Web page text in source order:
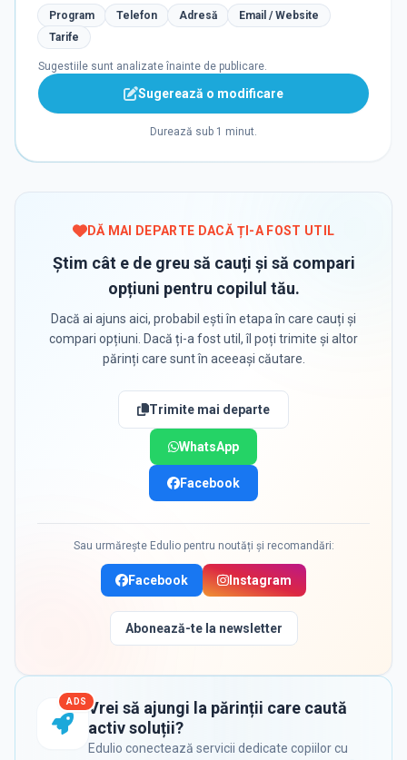
Program Telefon Adresă
Email / Website
Tarife
Sugestiile sunt analizate înainte de publicare.
Sugerează o modificare
Durează sub 1 minut.
DĂ MAI DEPARTE DACĂ ȚI-A FOST UTIL
Știm cât e de greu să cauți și să compari
opțiuni pentru copilul tău.
Dacă ai ajuns aici, probabil ești în etapa în care cauți și
compari opțiuni. Dacă ți-a fost util, îl poți trimite și altor
părinți care sunt în aceeași căutare.
Trimite mai departe
WhatsApp
Facebook
Sau urmărește Edulio pentru noutăți și recomandări:
Facebook Instagram
Abonează-te la newsletter
ADS Vrei să ajungi la părinții care caută
activ soluții?
Edulio conectează servicii dedicate copiilor cu